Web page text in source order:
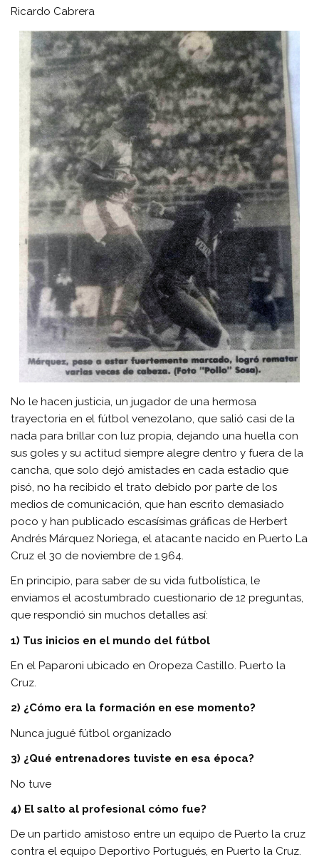
Ricardo Cabrera
No le hacen justicia, un jugador de una hermosa
trayectoria en el fútbol venezolano, que salió casi de la
nada para brillar con luz propia, dejando una huella con
sus goles y su actitud siempre alegre dentro y fuera de la
cancha, que solo dejó amistades en cada estadio que
pisó, no ha recibido el trato debido por parte de los
medios de comunicación, que han escrito demasiado
poco y han publicado escasísimas gráficas de Herbert
Andrés Márquez Noriega, el atacante nacido en Puerto La
Cruz el 30 de noviembre de 1.964.
En principio, para saber de su vida futbolística, le
enviamos el acostumbrado cuestionario de 12 preguntas,
que respondió sin muchos detalles así:
1) Tus inicios en el mundo del fútbol
En el Paparoni ubicado en Oropeza Castillo. Puerto la
Cruz.
2) ¿Cómo era la formación en ese momento?
Nunca jugué fútbol organizado
3) ¿Qué entrenadores tuviste en esa época?
No tuve
4) El salto al profesional cómo fue?
De un partido amistoso entre un equipo de Puerto la cruz
contra el equipo Deportivo Portugués, en Puerto la Cruz.